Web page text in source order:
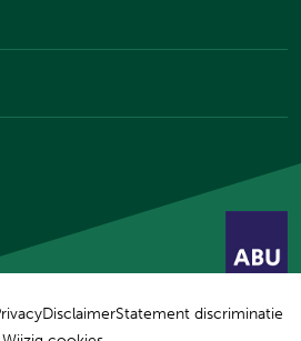
DisclaimerStatement discriminatie